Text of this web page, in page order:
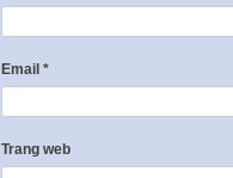
Email *
Trang web